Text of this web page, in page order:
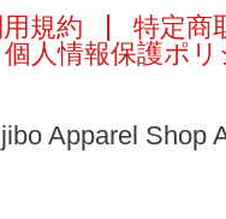
規約
特定商
個人情報保護ポリ
Apparel Shop